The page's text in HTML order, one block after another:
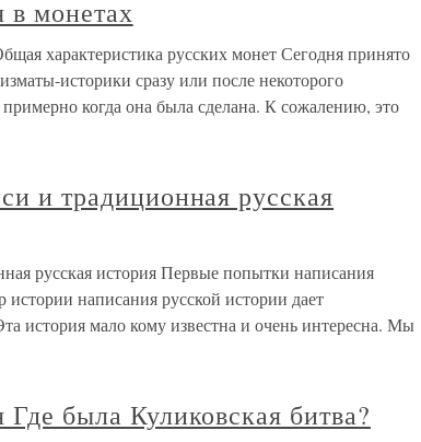
в монетах
характеристика русских монет Сегодня принято
историки сразу или после некоторого
когда она была сделана. К сожалению, это
и традиционная русская
русская история Первые попытки написания
написания русской истории дает
история мало кому известна и очень интересна. Мы
Где была Куликовская битва?